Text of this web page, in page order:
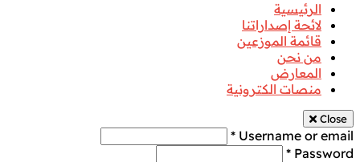
الرئيسية
لائحة إصداراتنا
قائمة الموزعين
من نحن
المعارض
منصات الكترونية
Close
Username or email *
Password *